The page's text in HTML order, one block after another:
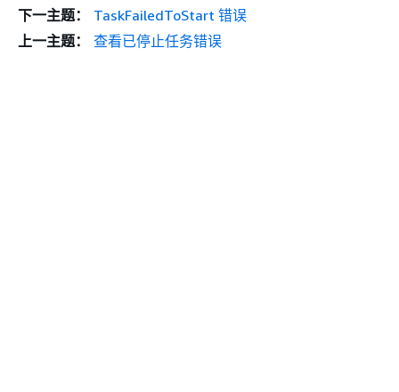
下一主题：
TaskFailedToStart 错误
上一主题：
查看已停止任务错误